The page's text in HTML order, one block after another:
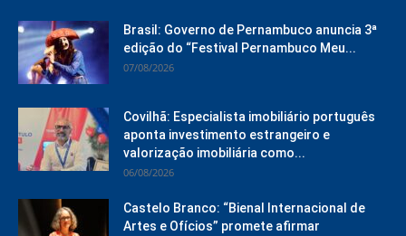
Brasil: Governo de Pernambuco anuncia 3ª
edição do “Festival Pernambuco Meu...
07/08/2026
Covilhã: Especialista imobiliário português
aponta investimento estrangeiro e
valorização imobiliária como...
06/08/2026
Castelo Branco: “Bienal Internacional de
Artes e Ofícios” promete afirmar